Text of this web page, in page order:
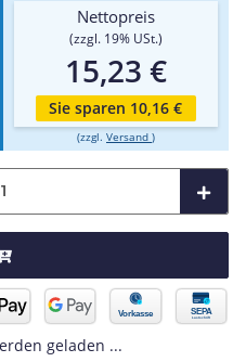
Nettopreis
(zzgl. 19% USt.)
15,23 €
Sie sparen 10,16 €
(zzgl. Versand )
geladen ...